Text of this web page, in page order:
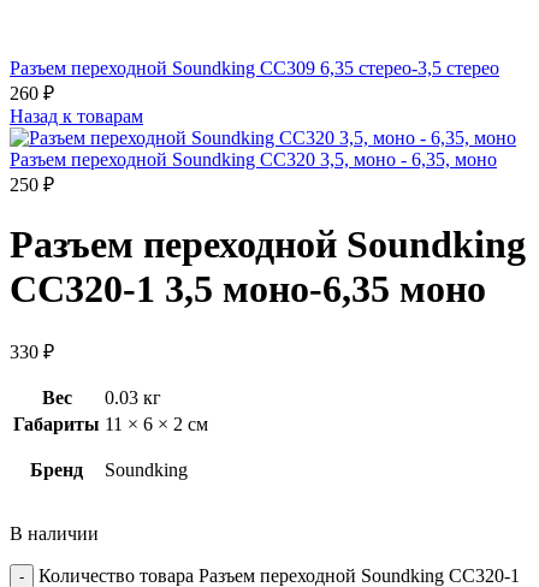
Разъем переходной Soundking CC309 6,35 стерео-3,5 стерео
260 ₽
Назад к товарам
Разъем переходной Soundking CC320 3,5, моно - 6,35, моно
250 ₽
Разъем переходной Soundking
CC320-1 3,5 моно-6,35 моно
330 ₽
Вес
0.03 кг
Габариты 11 × 6 × 2 см
Бренд Soundking
В наличии
Количество товара Разъем переходной Soundking CC320-1